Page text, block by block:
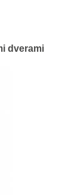
dverami